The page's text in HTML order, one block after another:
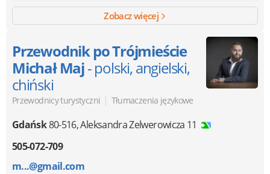
Zobacz więcej
Przewodnik po Trójmieście
Michał Maj- polski, angielski,
chiński
Przewodnicy turystyczni | Tłumaczenia językowe
Gdańsk80-516,Aleksandra Zelwerowicza 11
505-072-709
m...@gmail.com